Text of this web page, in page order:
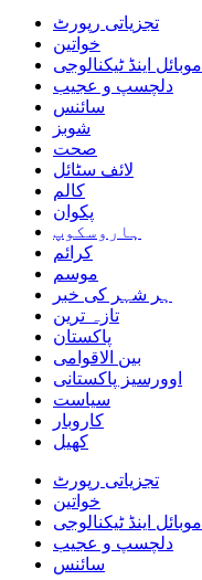
تجزیاتی رپورٹ
خواتین
موبائل اینڈ ٹیکنالوجی
دلچسپ و عجیب
سائنس
شوبز
صحت
لائف سٹائل
کالم
پکوان
ہاروسکوپ
کرائم
موسم
ہر شہر کی خبر
تازہ ترین
پاکستان
بین الاقوامی
اوورسیز پاکستانی
سیاست
کاروبار
کھیل
تجزیاتی رپورٹ
خواتین
موبائل اینڈ ٹیکنالوجی
دلچسپ و عجیب
سائنس